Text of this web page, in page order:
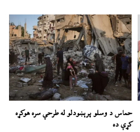
حماس د وسلو پرېښودلو له طرحې سره هوکړه
کړې ده